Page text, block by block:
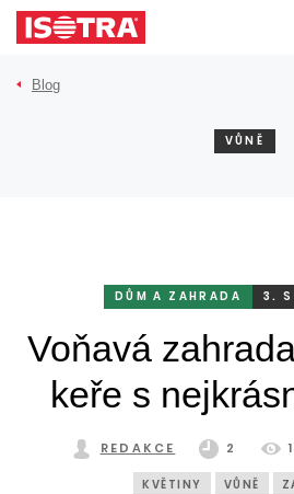
Přeskočit na obsah
Blog
VŮNĚ
DŮM A ZAHRADA 3.
Voňavá
keře s
REDAKCE 2
KVĚTINY VŮNĚ